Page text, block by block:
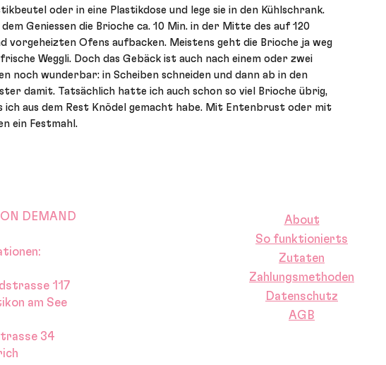
oder in eine Plastikdose und lege sie in den Kühlschrank.
Geniessen die Brioche ca. 10 Min. in der Mitte des auf 120
vorgeheizten Ofens aufbacken. Meistens geht die Brioche ja weg
Weggli. Doch das Gebäck ist auch nach einem oder zwei
noch wunderbar: in Scheiben schneiden und dann ab in den
damit. Tatsächlich hatte ich auch schon so viel Brioche übrig,
ich aus dem Rest Knödel gemacht habe. Mit Entenbrust oder mit
ein Festmahl.
ON DEMAND
117
am See
34
About
So funktionierts
Zutaten
Zahlungsmethoden
Datenschutz
AGB